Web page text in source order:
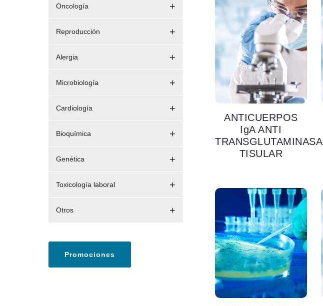
Oncología
Reproducción
Alergia
Microbiología
Cardiología
Bioquímica
Genética
Toxicología laboral
Otros
Promociones
ANTICUERPOS
IgA ANTI
TRANSGLUTAMINASA
TISULAR